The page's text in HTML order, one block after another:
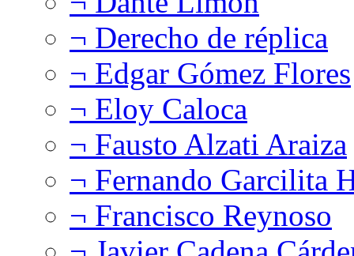
¬ Derecho de réplica
¬ Edgar Gómez Flores
¬ Eloy Caloca
¬ Fausto Alzati Araiza
¬ Fernando Garcilita
¬ Francisco Reynoso